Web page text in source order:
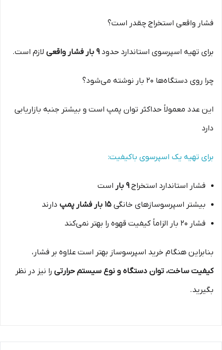
فشار واقعی استخراج چقدر است؟
برای تهیه اسپرسوی استاندارد حدود ۹ بار فشار واقعی لازم است.
چرا روی دستگاه‌ها ۲۰ بار نوشته می‌شود؟
این عدد معمولاً حداکثر توان پمپ است و بیشتر جنبه بازاریابی
دارد
برای تهیه یک اسپرسوی باکیفیت:
فشار استاندارد استخراج ۹ بار
است
بیشتر اسپرسوسازهای خانگی ۱۵ بار فشار پمپ
دارند
فشار ۲۰ بار الزاماً کیفیت قهوه را بهتر نمی‌کند
بنابراین هنگام خرید اسپرسوساز بهتر است علاوه بر فشار،
کیفیت ساخت، توان دستگاه و نوع سیستم حرارتی را نیز در نظر
بگیرید.